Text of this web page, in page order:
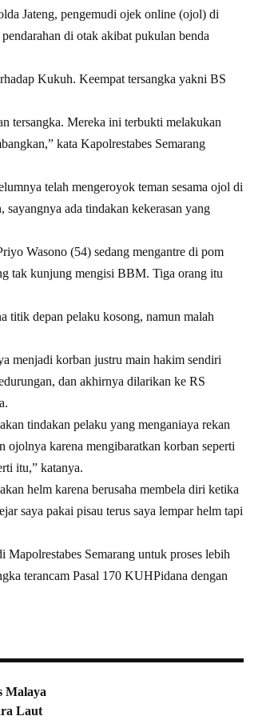
Jateng, pengemudi ojek online (ojol) di
di otak akibat pukulan benda
Kukuh. Keempat tersangka yakni BS
tersangka. Mereka ini terbukti melakukan
kata Kapolrestabes Semarang
telah mengeroyok teman sesama ojol di
ada tindakan kekerasan yang
Wasono (54) sedang mengantre di pom
tak kunjung mengisi BBM. Tiga orang itu
titik depan pelaku kosong, namun malah
menjadi korban justru main hakim sendiri
dan akhirnya dilarikan ke RS
tindakan pelaku yang menganiaya rekan
ojolnya karena mengibaratkan korban seperti
itu,” katanya.
helm karena berusaha membela diri ketika
saya pakai pisau terus saya lempar helm tapi
Semarang untuk proses lebih
terancam Pasal 170 KUHPidana dengan
Malaya
Laut